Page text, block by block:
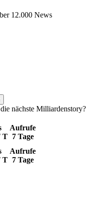
12.000 News
nächste Milliardenstory?
T
Aufrufe
7 Tage
T
Aufrufe
7 Tage